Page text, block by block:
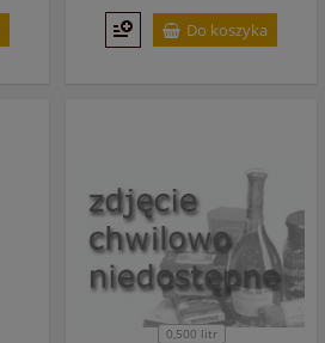
Do koszyka
0,500 litr